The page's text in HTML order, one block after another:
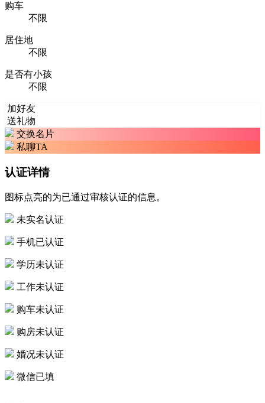
购车
不限
居住地
不限
是否有小孩
不限
加好友
送礼物
交换名片
私聊TA
认证详情
图标点亮的为已通过审核认证的信息。
未实名认证
手机已认证
学历未认证
工作未认证
购车未认证
购房未认证
婚况未认证
微信已填